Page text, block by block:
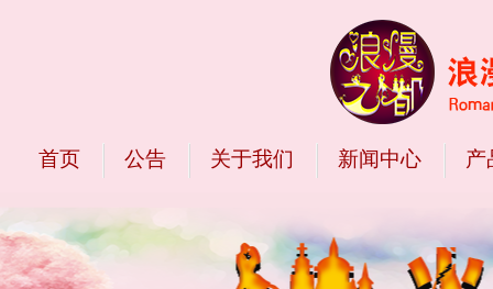
首页 公告 关于我们 新闻中心 产